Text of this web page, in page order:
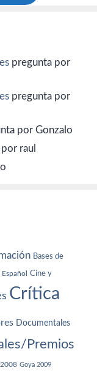
pregunta por
pregunta por
por Gonzalo
raul
Bases de
Español Cine y
Crítica
Documentales
Premios
Goya 2009